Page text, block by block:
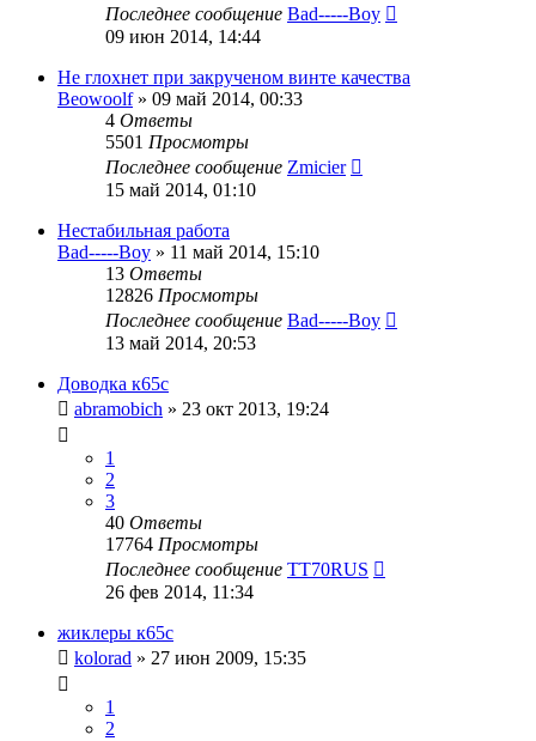
Последнее сообщение Bad-----Boy
09 июн 2014, 14:44
Не глохнет при закрученом винте качества
Beowoolf» 09 май 2014, 00:33
4 Ответы
5501 Просмотры
Последнее сообщение Zmicier
15 май 2014, 01:10
Нестабильная работа
Bad-----Boy » 11 май 2014, 15:10
13 Ответы
12826 Просмотры
Последнее сообщение Bad-----Boy
13 май 2014, 20:53
Доводка к65с
abramobich » 23 окт 2013, 19:24
1
2
3
40 Ответы
17764 Просмотры
Последнее сообщение TT70RUS
26 фев 2014, 11:34
жиклеры к65с
kolorad » 27 июн 2009, 15:35
1
2